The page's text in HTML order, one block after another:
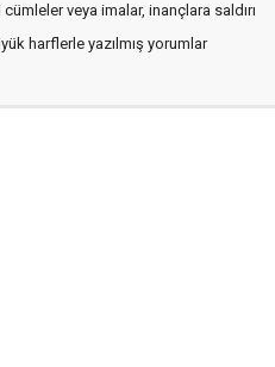
veya imalar, inançlara saldırı
harflerle yazılmış yorumlar